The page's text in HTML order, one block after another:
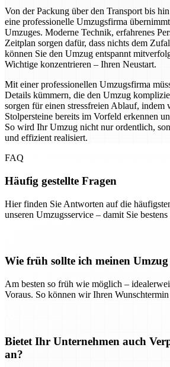
Von der Packung über den Transport bis
eine professionelle Umzugsfirma
Umzuges. Moderne Technik, erfahrenes
Zeitplan sorgen dafür, dass nichts dem
können Sie den Umzug entspannt
Wichtige konzentrieren – Ihren Neustart.
Mit einer professionellen Umzugsfirma
Details kümmern, die den Umzug
sorgen für einen stressfreien Ablauf, indem
Stolpersteine bereits im Vorfeld erkennen
So wird Ihr Umzug nicht nur ordentlich,
und effizient realisiert.
FAQ
Häufig gestellte Fragen
Hier finden Sie Antworten auf die
unseren Umzugsservice – damit Sie
Wie früh sollte ich meinen
Am besten so früh wie möglich –
Voraus. So können wir Ihren
Bietet Ihr Unternehmen auch
an?